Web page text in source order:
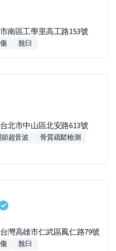
南區工學里高工路153號
脫臼
北市中山區北安路613號
超音波
骨質疏鬆檢測
灣高雄市仁武區鳳仁路79號
脫臼